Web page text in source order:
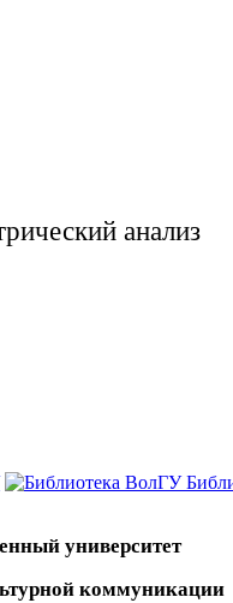
анализ
университет
коммуникации